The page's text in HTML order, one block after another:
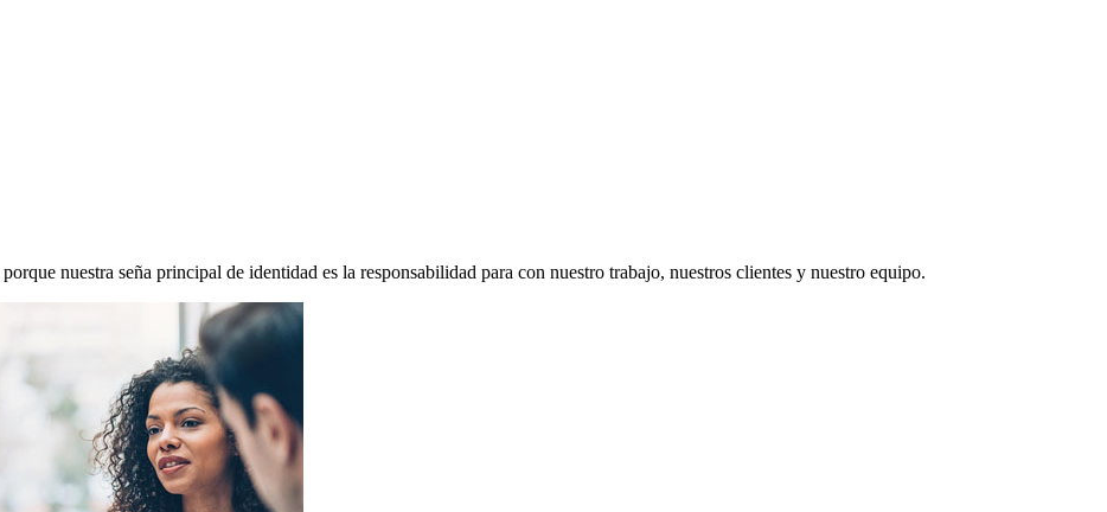
porque nuestra seña principal de identidad es la responsabilidad para con nuestro trabajo, nuestros clientes y nuestro equipo.